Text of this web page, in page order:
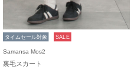
タイムセール対象 SALE
Samansa Mos2
裏毛スカート